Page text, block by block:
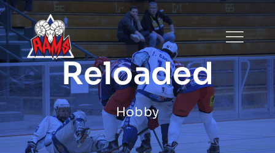
Zum
Inhalt
springen
Reloaded
Hobby